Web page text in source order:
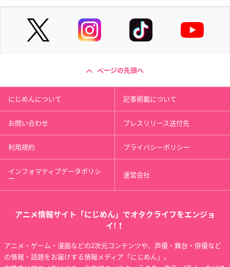
ページの先頭へ
にじめんについて 記事掲載について
お問い合わせ プレスリリース送付先
利用規約 プライバシーポリシー
インフォマティブデータポリシ
ー 運営会社
アニメ情報サイト「にじめん」でオタクライフをエンジョ
イ!！
アニメ・ゲーム・漫画などの2次元コンテンツや、声優・舞台・俳優など
の情報・話題をお届けする情報メディア「にじめん」。